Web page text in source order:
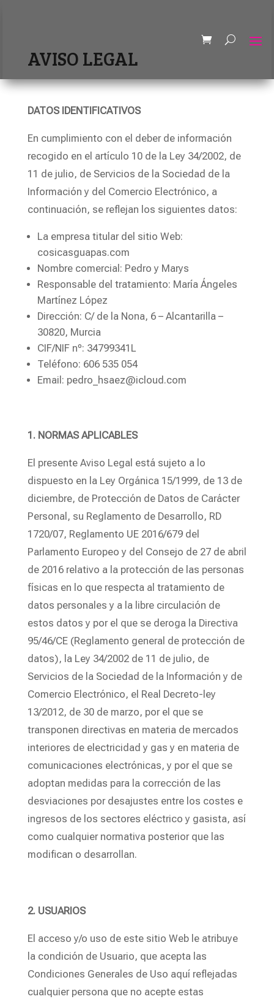
AVISO LEGAL
DATOS IDENTIFICATIVOS
En cumplimiento con el deber de información
recogido en el artículo 10 de la Ley 34/2002, de
11 de julio, de Servicios de la Sociedad de la
Información y del Comercio Electrónico, a
continuación, se reflejan los siguientes datos:
La empresa titular del sitio Web:
cosicasguapas.com
Nombre comercial: Pedro y Marys
Responsable del tratamiento: María Ángeles
Martínez López
Dirección: C/ de la Nona, 6 – Alcantarilla –
30820, Murcia
CIF/NIF nº: 34799341L
Teléfono: 606 535 054
Email: pedro_hsaez@icloud.com
1. NORMAS APLICABLES
El presente Aviso Legal está sujeto a lo
dispuesto en la Ley Orgánica 15/1999, de 13 de
diciembre, de Protección de Datos de Carácter
Personal, su Reglamento de Desarrollo, RD
1720/07, Reglamento UE 2016/679 del
Parlamento Europeo y del Consejo de 27 de abril
de 2016 relativo a la protección de las personas
físicas en lo que respecta al tratamiento de
datos personales y a la libre circulación de
estos datos y por el que se deroga la Directiva
95/46/CE (Reglamento general de protección de
datos), la Ley 34/2002 de 11 de julio, de
Servicios de la Sociedad de la Información y de
Comercio Electrónico, el Real Decreto-ley
13/2012, de 30 de marzo, por el que se
transponen directivas en materia de mercados
interiores de electricidad y gas y en materia de
comunicaciones electrónicas, y por el que se
adoptan medidas para la corrección de las
desviaciones por desajustes entre los costes e
ingresos de los sectores eléctrico y gasista, así
como cualquier normativa posterior que las
modifican o desarrollan.
2. USUARIOS
El acceso y/o uso de este sitio Web le atribuye
la condición de Usuario, que acepta las
Condiciones Generales de Uso aquí reflejadas
cualquier persona que no acepte estas